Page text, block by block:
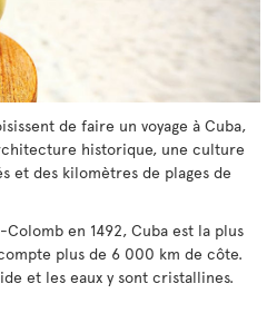
de faire un voyage à Cuba,
historique, une culture
et des kilomètres de plages de
en 1492, Cuba est la plus
plus de 6 000 km de côte.
et les eaux y sont cristallines.